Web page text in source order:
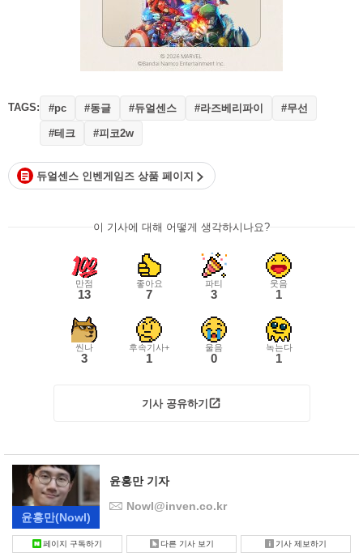
TAGS: #pc #동글 #듀얼센스 #라즈베리파이 #무선
#테크 #피코2w
듀얼센스 인벤게임즈 상품 페이지
이 기사에 대해 어떻게 생각하시나요?
만점
13
좋아요
7
파티
3
웃음
1
씬나
3
후속기사+
1
울음
0
녹는다
1
기사 공유하기
윤홍만(Nowl)
윤홍만 기자
Nowl@inven.co.kr
페이지 구독하기 다른 기사 보기 기사 제보하기